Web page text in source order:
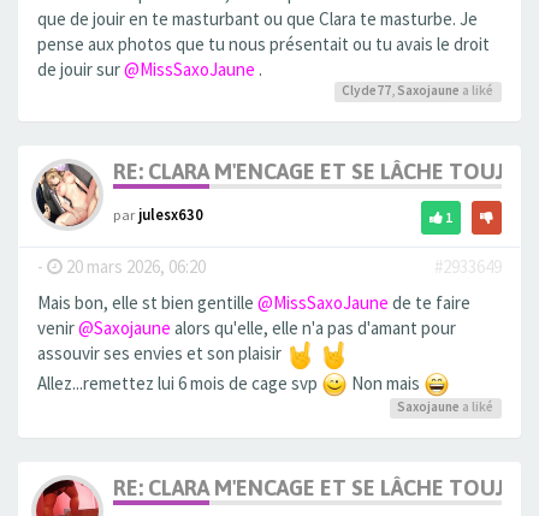
que de jouir en te masturbant ou que Clara te masturbe. Je
pense aux photos que tu nous présentait ou tu avais le droit
de jouir sur@MissSaxoJaune .
Clyde77, Saxojaune a liké
RE: CLARA M'ENCAGE ET SE LÂCHE
parjulesx630 1
- 20 mars 2026, 06:20
#2933649
Mais bon, elle st bien gentille @MissSaxoJaune de te faire
venir@Saxojaune alors qu'elle, elle n'a pas d'amant pour
assouvir ses envies et son plaisir
Allez...remettez lui 6 mois de cage svp
Non mais
Saxojaune a liké
RE: CLARA M'ENCAGE ET SE LÂCHE